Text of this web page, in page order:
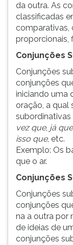
da outra. As
classificadas
comparativas,
proporcionais,
Conjunções
Conjunções
conjunções
iniciando uma
oração, a qual
subordinativas
vez que, já que
isso que, etc.
Exemplo: Os
que o ar.
Conjunções
Conjunções
conjunções
na a outra por
de ideias de
conjunções